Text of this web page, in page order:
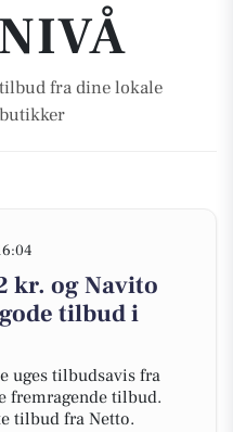
fra dine lokale
kr. og Navito
tilbud i
uges tilbudsavis fra
fremragende tilbud.
tilbud fra Netto.